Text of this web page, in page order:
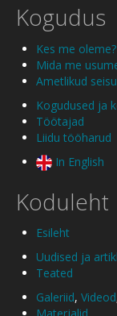
Kogudus
Kes me oleme?
Mida me
Ametlikud
Kogudused ja
Töötajad
Liidu tööharud
In English
Koduleht
Esileht
Uudised ja
Teated
Galeriid, Videod